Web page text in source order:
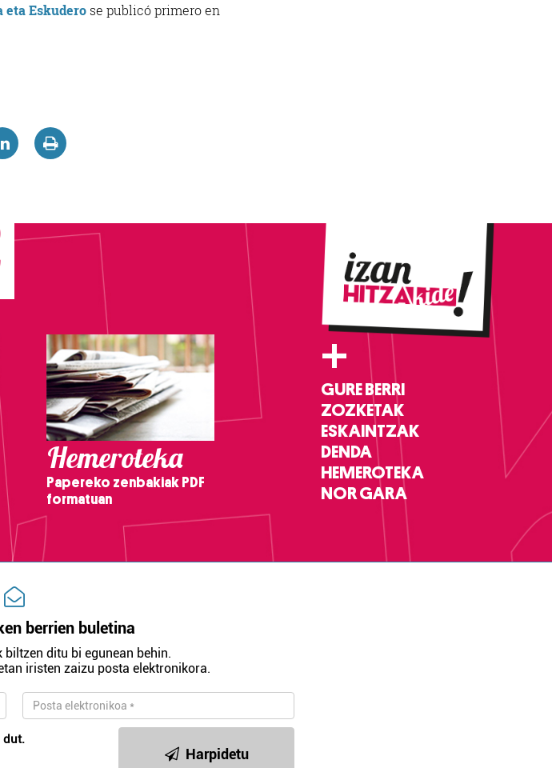
eta Eskudero se publicó primero en
Hemeroteka
Papereko zenbakiak PDF
formatuan
+
GURE BERRI
ZOZKETAK
ESKAINTZAK
DENDA
HEMEROTEKA
NOR GARA
berrien buletina
ditu bi egunean behin.
iristen zaizu posta elektronikora.
dut.
Harpidetu